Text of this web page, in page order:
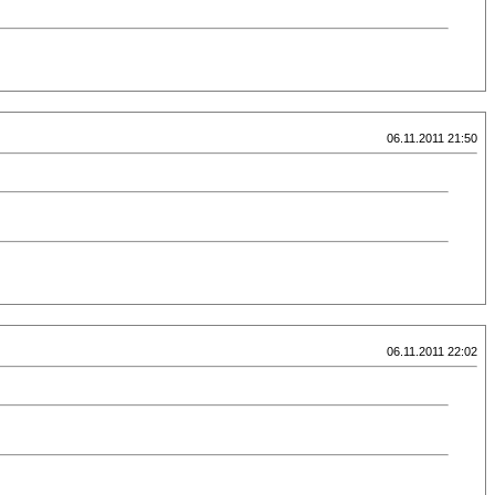
06.11.2011 21:50
06.11.2011 22:02